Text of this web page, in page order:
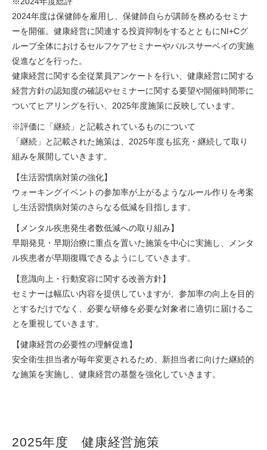
2024年度は保健師を雇用し、保健師自らが講師を務めるセミナ
ーを開催。健康経営に関連する投資抑制をするとともにNI+Cグ
ループ全体におけるセルフケアセミナーやパルスサーベイの実施
促進などを行った。
健康経営に関する全従業員アンケートを行い、健康経営に関する
経営方針の認知度の確認やセミナーに関する要望や開催時間帯に
ついてヒアリングを行い、2025年度施策に反映しています。
※評価に「継続」と記載されているものについて
「継続」と記載された施策は、2025年度も拡充・継続して取り
組みを展開していきます。
【生活習慣病対策の強化】
ウォーキングイベントの参加率が上がるようなルール作りを考案
し生活習慣病対策のさらなる低減を目指します。
【メンタル疾患発生者数低減への取り組み】
早期発見・早期治療に重点を置いた施策を中心に実施し、メンタ
ル疾患者が早期復職できるようにしていきます。
【意識向上・行動変容に関する改善方針】
セミナーは幅広い内容を提供していますが、参加率の向上を目的
とするだけでなく、必要な研修を必要な対象者に適切に届けるこ
とを重視していきます。
【健康経営の必要性の理解促進】
安全衛生担当者が毎年変更されるため、新担当者に向けた継続的
な施策を実施し、健康経営の基盤を強化していきます。
2025年度 健康経営施策